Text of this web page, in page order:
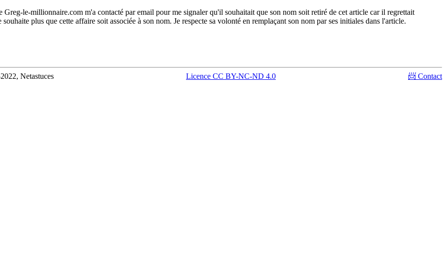
le-millionnaire.com m'a contacté par email pour me signaler qu'il souhaitait que son nom soit retiré de cet article car il regrettait
plus que cette affaire soit associée à son nom. Je respecte sa volonté en remplaçant son nom par ses initiales dans l'article.
Netastuces Licence CC BY-NC-ND 4.0 📨 Contact